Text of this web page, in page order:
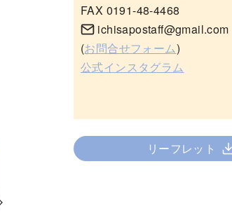
FAX 0191-48-4468
ichisapostaff@gmail.com
(お問合せフォーム)
公式インスタグラム
リーフレット